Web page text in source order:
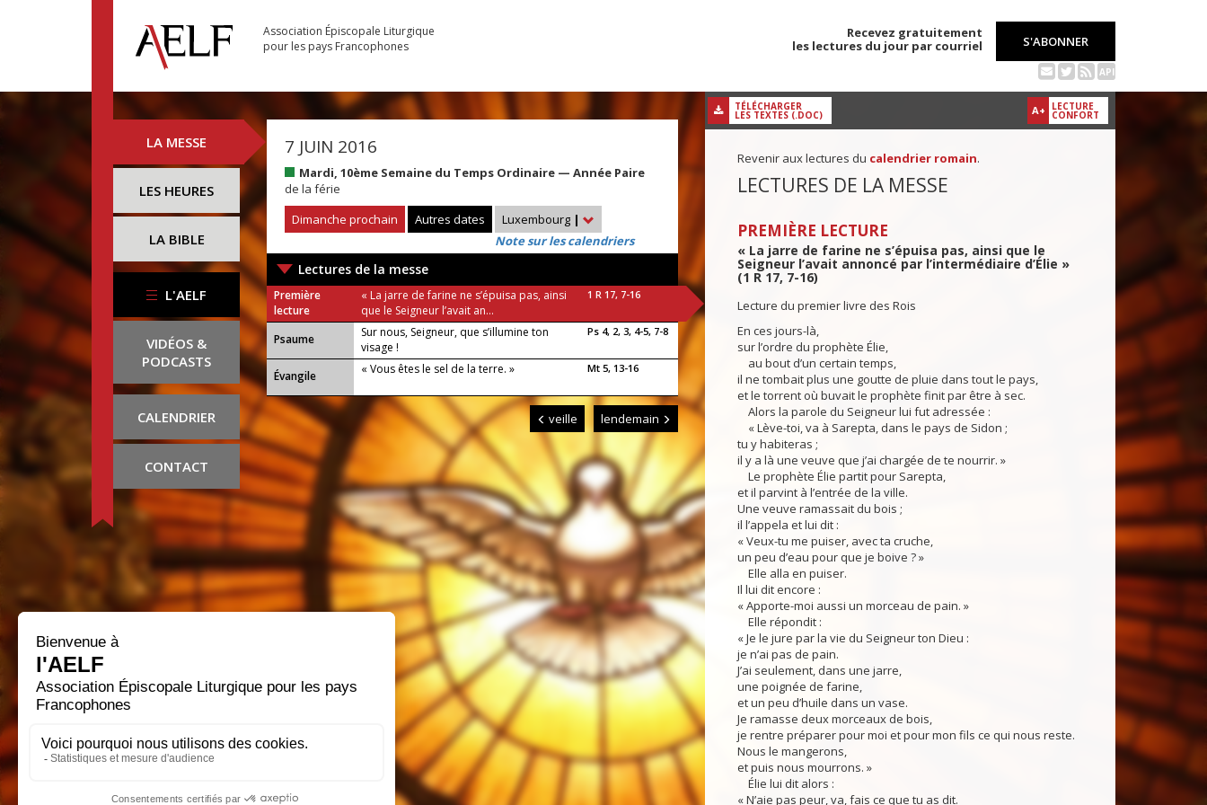
Association Épiscopale Liturgique
pour les pays Francophones
Recevez gratuitement
les lectures du jour par courriel
S'ABONNER
API
LA MESSE
LES HEURES
LA BIBLE
L'AELF
VIDÉOS &
PODCASTS
CALENDRIER
CONTACT
7 JUIN 2016
Mardi, 10ème Semaine du Temps Ordinaire — Année Paire
de la férie
Dimanche prochain
Autres dates Luxembourg |
Note sur les calendriers
Lectures de la messe
Première
lecture
« La jarre de farine ne s’épuisa pas, ainsi
que le Seigneur l’avait an...
1 R 17, 7-16
Psaume
Sur nous, Seigneur, que s’illumine ton
visage !
Ps 4, 2, 3, 4-5, 7-8
Évangile « Vous êtes le sel de la terre. » Mt 5, 13-16
veille lendemain
A+ LECTURE
CONFORT
TÉLÉCHARGER
LES TEXTES (.DOC)
Revenir aux lectures du calendrier romain.
LECTURES DE LA MESSE
PREMIÈRE LECTURE
« La jarre de farine ne s’épuisa pas, ainsi que le
Seigneur l’avait annoncé par l’intermédiaire d’Élie »
(1 R 17, 7-16)
Lecture du premier livre des Rois
En ces jours-là,
sur l’ordre du prophète Élie,
au bout d’un certain temps,
il ne tombait plus une goutte de pluie dans tout le pays,
et le torrent où buvait le prophète finit par être à sec.
Alors la parole du Seigneur lui fut adressée :
« Lève-toi, va à Sarepta, dans le pays de Sidon ;
tu y habiteras ;
il y a là une veuve que j’ai chargée de te nourrir. »
Le prophète Élie partit pour Sarepta,
et il parvint à l’entrée de la ville.
Une veuve ramassait du bois ;
il l’appela et lui dit :
« Veux-tu me puiser, avec ta cruche,
un peu d’eau pour que je boive ? »
Elle alla en puiser.
Il lui dit encore :
« Apporte-moi aussi un morceau de pain. »
Elle répondit :
« Je le jure par la vie du Seigneur ton Dieu :
je n’ai pas de pain.
J’ai seulement, dans une jarre,
une poignée de farine,
et un peu d’huile dans un vase.
Je ramasse deux morceaux de bois,
je rentre préparer pour moi et pour mon fils ce qui nous reste.
Nous le mangerons,
et puis nous mourrons. »
Élie lui dit alors :
« N’aie pas peur, va, fais ce que tu as dit.